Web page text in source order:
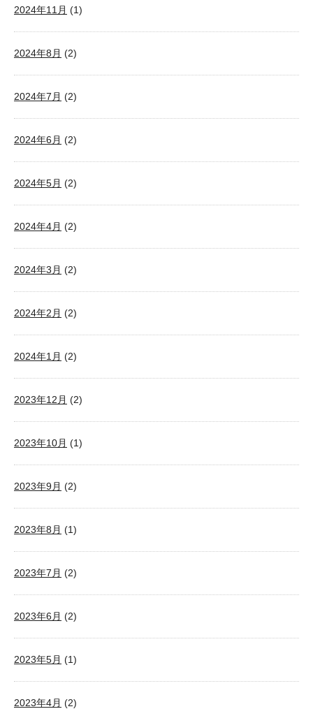
2024年11月 (1)
2024年8月 (2)
2024年7月 (2)
2024年6月 (2)
2024年5月 (2)
2024年4月 (2)
2024年3月 (2)
2024年2月 (2)
2024年1月 (2)
2023年12月 (2)
2023年10月 (1)
2023年9月 (2)
2023年8月 (1)
2023年7月 (2)
2023年6月 (2)
2023年5月 (1)
2023年4月 (2)